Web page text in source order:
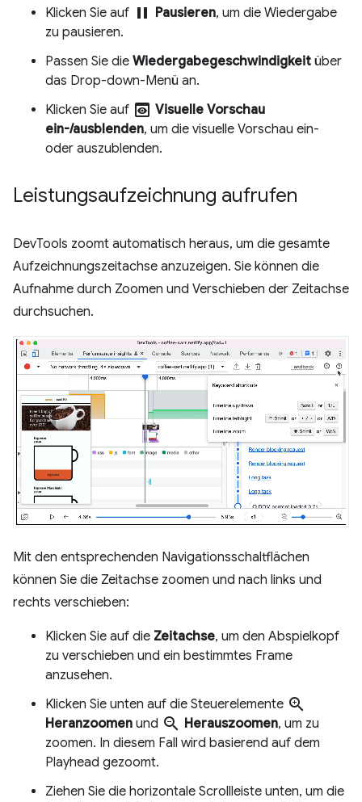
Klicken Sie auf pause Pausieren, um die Wiedergabe
zu pausieren.
Passen Sie die Wiedergabegeschwindigkeit über
das Drop-down-Menü an.
Klicken Sie auf preview Visuelle Vorschau
ein-/ausblenden, um die visuelle Vorschau ein-
oder auszublenden.
Leistungsaufzeichnung aufrufen
DevTools zoomt automatisch heraus, um die gesamte
Aufzeichnungszeitachse anzuzeigen. Sie können die
Aufnahme durch Zoomen und Verschieben der Zeitachse
durchsuchen.
Mit den entsprechenden Navigationsschaltflächen
können Sie die Zeitachse zoomen und nach links und
rechts verschieben:
Klicken Sie auf die Zeitachse, um den Abspielkopf
zu verschieben und ein bestimmtes Frame
anzusehen.
Klicken Sie unten auf die Steuerelemente zoom_in
Heranzoomen und zoom_out Herauszoomen, um zu
zoomen. In diesem Fall wird basierend auf dem
Playhead gezoomt.
Ziehen Sie die horizontale Scrollleiste unten, um die